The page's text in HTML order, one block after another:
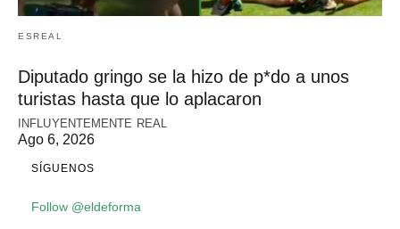
ESREAL
Diputado gringo se la hizo de p*do a unos
turistas hasta que lo aplacaron
INFLUYENTEMENTE REAL
Ago 6, 2026
SÍGUENOS
Follow @eldeforma